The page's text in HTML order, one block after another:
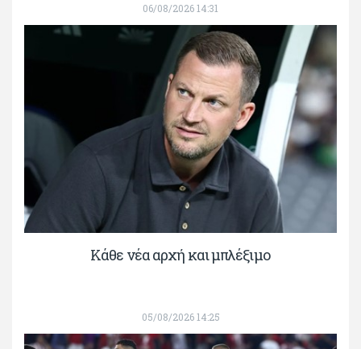
06/08/2026 14:31
Κάθε νέα αρχή και μπλέξιμο
05/08/2026 14:25